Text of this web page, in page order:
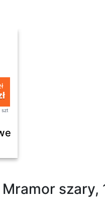
szt
punktowe oświetlenie
szary,